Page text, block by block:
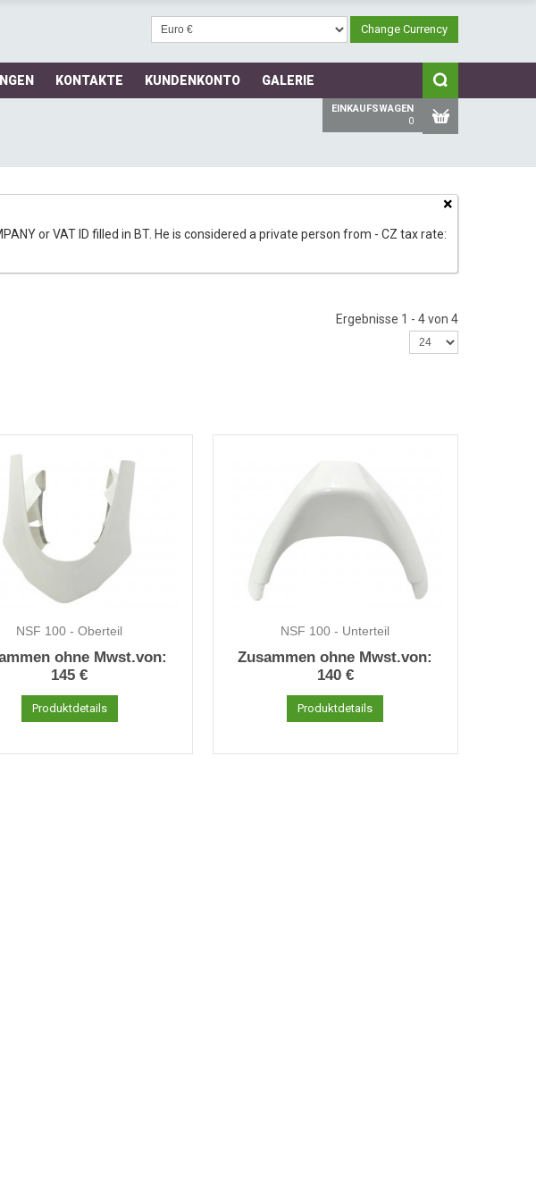
KONTAKTE KUNDENKONTO GALERIE
EINKAUFSWAGEN
0
×
or VAT ID filled in BT. He is considered a private person from - CZ tax rate:
Ergebnisse 1 - 4 von 4
NSF 100 - Oberteil
ohne Mwst.von:
145 €
Produktdetails
NSF 100 - Unterteil
Zusammen ohne Mwst.von:
140 €
Produktdetails